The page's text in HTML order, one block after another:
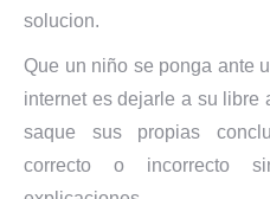
solucion.
Que un niño se ponga ante
internet es dejarle a su libre
saque sus propias
correcto o incorrecto